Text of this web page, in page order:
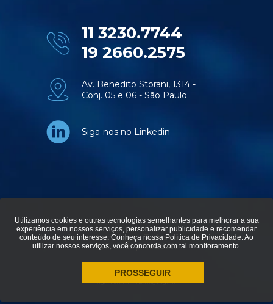
11 3230.7744
19 2660.2575
Av. Benedito Storani, 1314 -
Conj. 05 e 06 - São Paulo
Siga-nos no Linkedin
© Aviti soluções em tecnologia - Todos os direitos reservados.
Política de privacidade
agência de marketing digital
Utilizamos cookies e outras tecnologias semelhantes para melhorar a sua
experiência em nossos serviços, personalizar publicidade e recomendar
conteúdo de seu interesse. Conheça nossa Política de Privacidade. Ao
utilizar nossos serviços, você concorda com tal monitoramento.
PROSSEGUIR